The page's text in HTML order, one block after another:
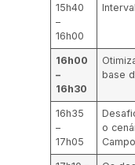
15h40
–
16h00
16h00
–
16h30
base
16h35
–
17h05
o